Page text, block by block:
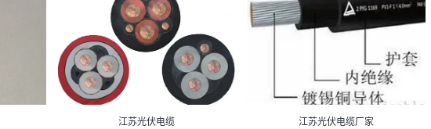
江苏光伏电缆 江苏光伏电缆厂家